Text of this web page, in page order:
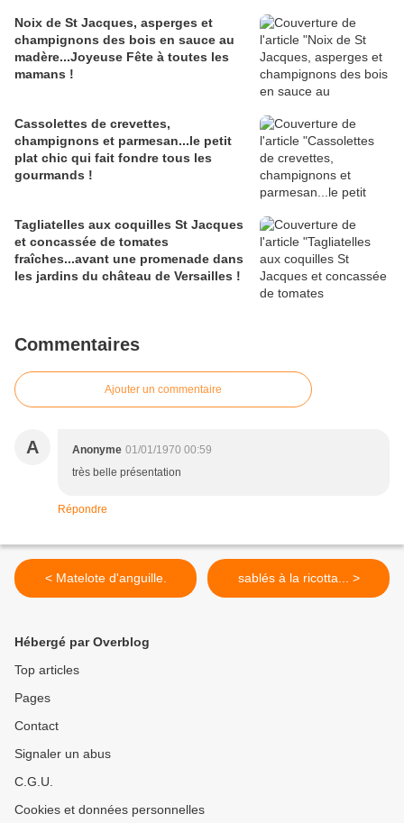
Noix de St Jacques, asperges et
champignons des bois en sauce au
madère...Joyeuse Fête à toutes les
mamans !
Cassolettes de crevettes,
champignons et parmesan...le petit
plat chic qui fait fondre tous les
gourmands !
Tagliatelles aux coquilles St Jacques
et concassée de tomates
fraîches...avant une promenade dans
les jardins du château de Versailles !
Commentaires
Ajouter un commentaire
A Anonyme 01/01/1970 00:59
très belle présentation
Répondre
< Matelote d'anguille. sablés à la ricotta... >
Hébergé par Overblog
Top articles
Pages
Contact
Signaler un abus
C.G.U.
Cookies et données personnelles